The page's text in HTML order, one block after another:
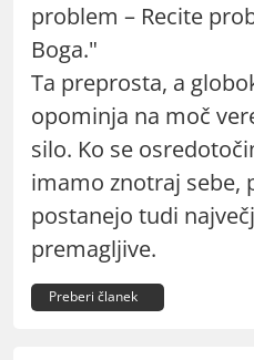
problem – Recite
Boga."
Ta preprosta, a
opominja na moč
silo. Ko se
imamo znotraj sebe,
postanejo tudi
premagljive.
Preberi članek